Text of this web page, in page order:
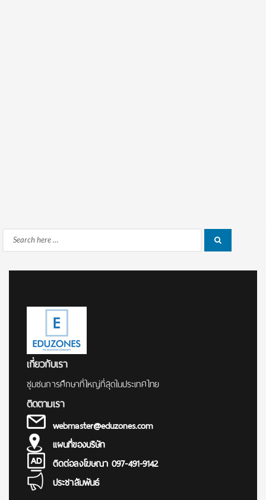
Search
เกี่ยวกับเรา
ชุมชนการศึกษาที่ใหญ่ที่สุดในประเทศไทย
ติดตามเรา
webmaster@eduzones.com
แผนที่ของบริษัท
ติดต่อลงโฆษณา 097-491-9142
ประชาสัมพันธ์